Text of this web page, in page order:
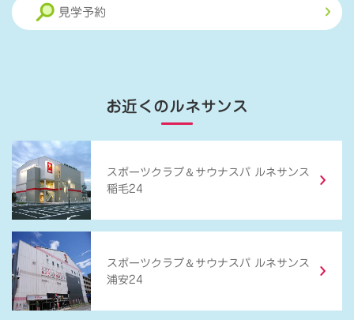
見学予約
お近くのルネサンス
スポーツクラブ ＆ サウナスパ ルネサンス
稲毛24
スポーツクラブ ＆ サウナスパ ルネサンス
浦安24